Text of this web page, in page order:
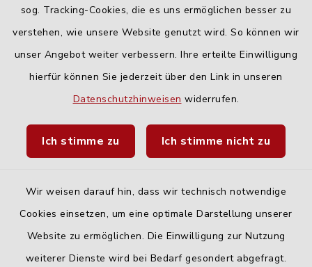
sog. Tracking-Cookies, die es uns ermöglichen besser zu
verstehen, wie unsere Website genutzt wird. So können wir
unser Angebot weiter verbessern. Ihre erteilte Einwilligung
hierfür können Sie jederzeit über den Link in unseren
Datenschutzhinweisen widerrufen.
Ich stimme zu Ich stimme nicht zu
Wir weisen darauf hin, dass wir technisch notwendige
Cookies einsetzen, um eine optimale Darstellung unserer
Website zu ermöglichen. Die Einwilligung zur Nutzung
weiterer Dienste wird bei Bedarf gesondert abgefragt.
Freitag:
geschlossen
Quicklinks
Fahrplanauskunft DING